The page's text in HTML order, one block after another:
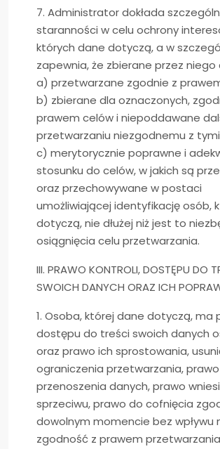
7. Administrator dokłada
staranności w celu ochrony
których dane dotyczą, a w
zapewnia, że zbierane przez niego
a) przetwarzane zgodnie z
b) zbierane dla oznaczonych,
prawem celów i niepoddawane
przetwarzaniu niezgodnemu z
c) merytorycznie poprawne i
stosunku do celów, w jakich są
oraz przechowywane w postaci
umożliwiającej identyfikację osób,
dotyczą, nie dłużej niż jest to
osiągnięcia celu przetwarzania.
III. PRAWO KONTROLI, DOSTĘPU DO
SWOICH DANYCH ORAZ ICH
1. Osoba, której dane dotyczą, ma
dostępu do treści swoich danych
oraz prawo ich sprostowania,
ograniczenia przetwarzania,
przenoszenia danych, prawo
sprzeciwu, prawo do cofnięcia
dowolnym momencie bez wpływu
zgodność z prawem